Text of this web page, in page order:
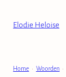
naarElodie Heloise
Home • Woorden •